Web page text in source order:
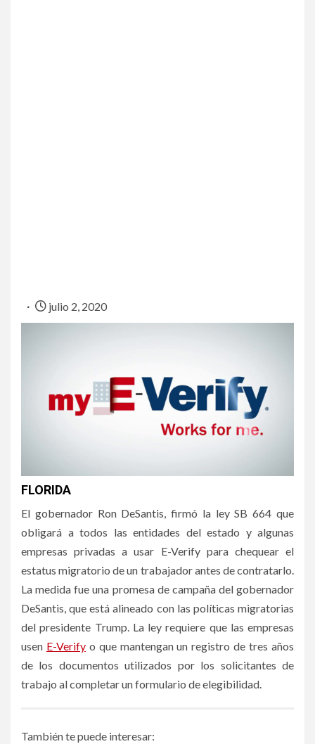
julio 2, 2020
FLORIDA
El gobernador Ron DeSantis, firmó la ley SB 664 que
obligará a todos las entidades del estado y algunas
empresas privadas a usar E-Verify para chequear el
estatus migratorio de un trabajador antes de contratarlo.
La medida fue una promesa de campaña del gobernador
DeSantis, que está alineado con las políticas migratorias
del presidente Trump. La ley requiere que las empresas
usen E-Verifyo que mantengan un registro de tres años
de los documentos utilizados por los solicitantes de
trabajo al completar un formulario de elegibilidad.
También te puede interesar: